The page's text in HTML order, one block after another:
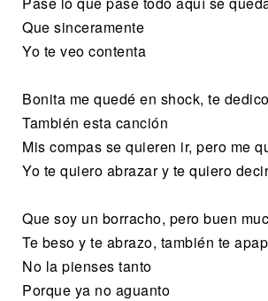
Que sinceramente
Yo te veo contenta
Bonita me quedé en shock, te
También esta canción
Mis compas se quieren ir, pero me
Yo te quiero abrazar y te quiero decir
Que soy un borracho, pero buen
Te beso y te abrazo, también te
No la pienses tanto
Porque ya no aguanto